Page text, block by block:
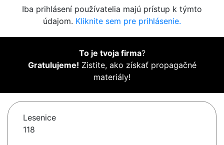
Iba prihlásení používatelia majú prístup k týmto
údajom. Kliknite sem pre prihlásenie.
To je tvoja firma?
Gratulujeme! Zistite, ako získať propagačné
materiály!
Lesenice
118